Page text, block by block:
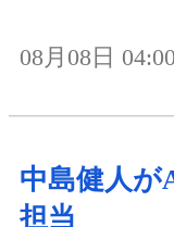
08月08日 04:00
中島健人が
担当